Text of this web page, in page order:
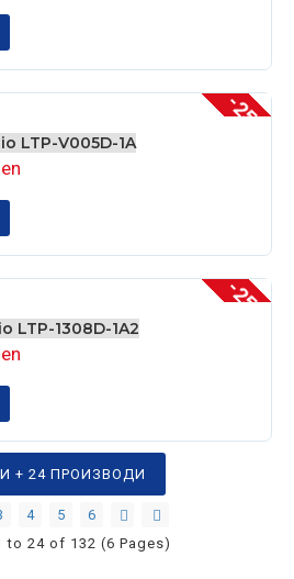
-25 %
LTP-V005D-1A
-25 %
LTP-1308D-1A2
+ 24 ПРОИЗВОДИ
4 5
6
to 24 of 132 (6 Pages)